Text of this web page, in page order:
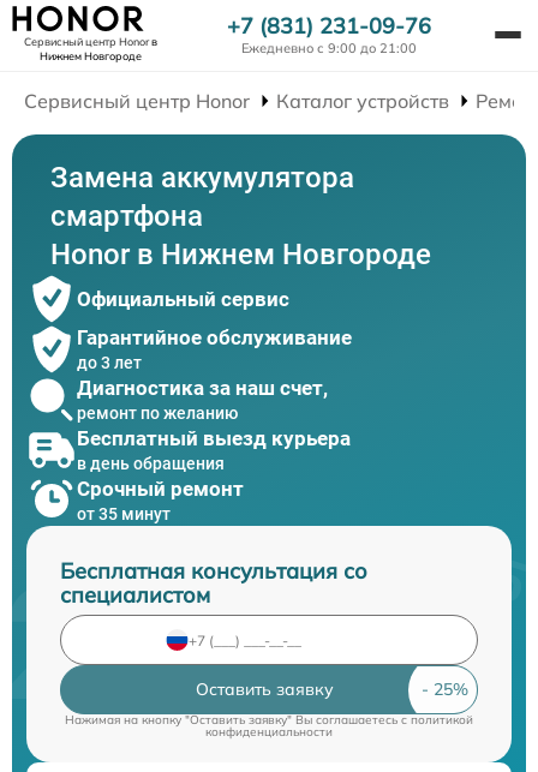
Сервисный центр Honorв
Нижнем Новгороде
+7 (831) 231-09-76
Ежедневно с 9:00 до 21:00
Сервисный центр Honor Каталог устройств
Замена аккумулятора
смартфона
Honor в Нижнем Новгороде
Официальный сервис
Гарантийное обслуживание
до 3 лет
Диагностика за наш счет,
ремонт по желанию
Бесплатный выезд курьера
в день обращения
Срочный ремонт
от 35 минут
Бесплатная консультация со
специалистом
Оставить заявку
Нажимая на кнопку "Оставить заявку" Вы соглашаетесь cполитикой
конфиденциальности